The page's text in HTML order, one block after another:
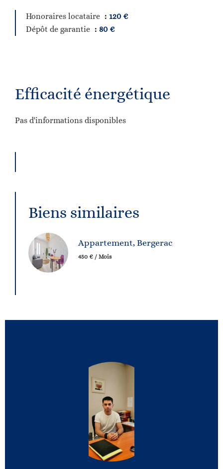
Honoraires locataire
120 €
Dépôt de garantie
80 €
Efficacité énergétique
Pas d'informations disponibles
Biens similaires
Appartement, Bergerac
450 € / Mois